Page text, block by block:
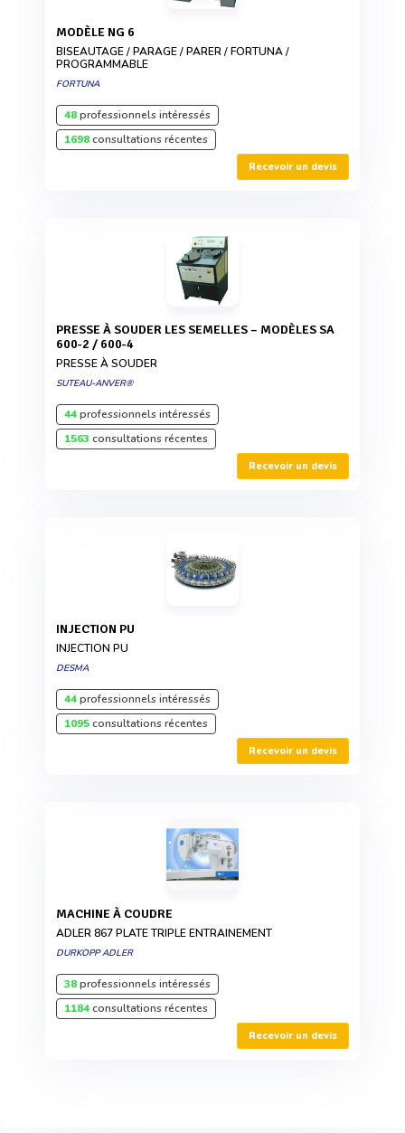
MODÈLE NG 6
BISEAUTAGE / PARAGE / PARER / FORTUNA /
PROGRAMMABLE
FORTUNA
48professionnels intéressés
1698consultations récentes
Recevoir un devis
PRESSE À SOUDER LES SEMELLES – MODÈLES SA
600-2 / 600-4
PRESSE À SOUDER
SUTEAU-ANVER®
44professionnels intéressés
1563 consultations récentes
Recevoir un devis
INJECTION PU
INJECTION PU
DESMA
44professionnels intéressés
1095consultations récentes
Recevoir un devis
MACHINE À COUDRE
ADLER 867 PLATE TRIPLE ENTRAINEMENT
DURKOPP ADLER
38professionnels intéressés
1184consultations récentes
Recevoir un devis